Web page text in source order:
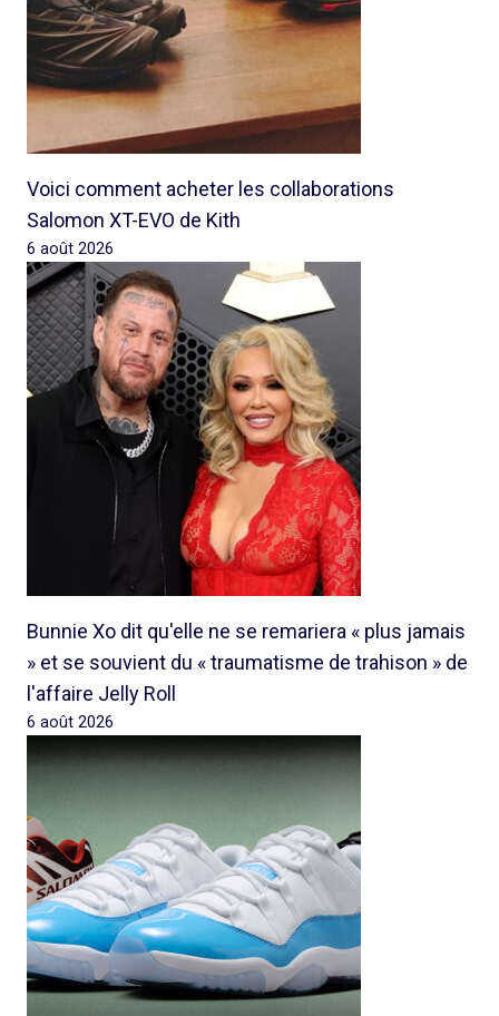
Voici comment acheter les collaborations
Salomon XT-EVO de Kith
6 août 2026
Bunnie Xo dit qu'elle ne se remariera « plus jamais
» et se souvient du « traumatisme de trahison » de
l'affaire Jelly Roll
6 août 2026